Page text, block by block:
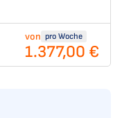
von pro Woche
1.377,00 €